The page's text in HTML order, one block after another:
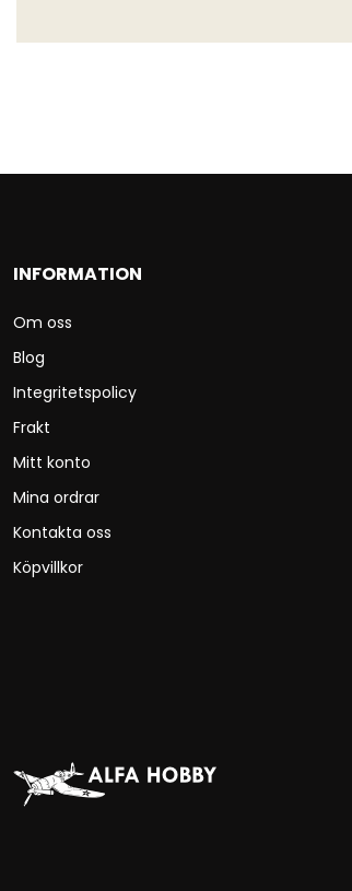
INFORMATION
Om oss
Blog
Integritetspolicy
Frakt
Mitt konto
Mina ordrar
Kontakta oss
Köpvillkor